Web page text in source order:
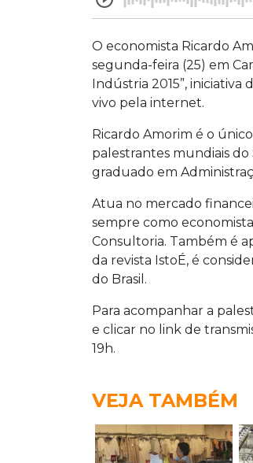
O economista Ricardo
segunda-feira (25) em
Indústria 2015”, iniciativa
vivo pela internet.
Ricardo Amorim é o
palestrantes mundiais do
graduado em
Atua no mercado
sempre como
Consultoria. Também é
da revista IstoÉ, é
do Brasil.
Para acompanhar a
e clicar no link de
19h.
VEJA TAMBÉM